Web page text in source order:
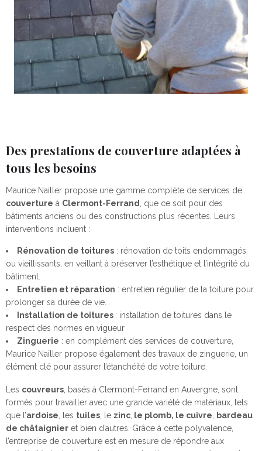
Des prestations de couverture adaptées à
tous les besoins
Maurice Nailler propose une gamme complète de services de
couverture à Clermont-Ferrand
, que ce soit pour des
bâtiments anciens ou des constructions plus récentes. Leurs
interventions incluent :
Rénovation de toitures : rénovation de toits endommagés
ou vieillissants, en veillant à préserver l’esthétique et l’intégrité du
bâtiment.
Entretien et réparation : entretien régulier de la toiture pour
prolonger sa durée de vie.
Installation de toitures : installation de toitures dans le
respect des normes en vigueur
Zinguerie : en complément des services de couverture,
Maurice Nailler propose également des travaux de zinguerie, un
élément clé pour assurer l’étanchéité de votre toiture.
Les couvreurs , basés à Clermont-Ferrand en Auvergne, sont
formés pour travailler avec une grande variété de matériaux, tels
que l’ardoise , les tuiles , le zinc le plomb, le cuivre
bardeau
de châtaignier et bien d’autres. Grâce à cette polyvalence,
l’entreprise de couverture est en mesure de répondre aux